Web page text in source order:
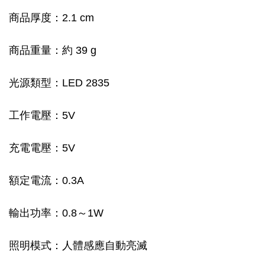
商品厚度：2.1 cm
商品重量：約 39 g
光源類型：LED 2835
工作電壓：5V
充電電壓：5V
額定電流：0.3A
輸出功率：0.8～1W
照明模式：人體感應自動亮滅